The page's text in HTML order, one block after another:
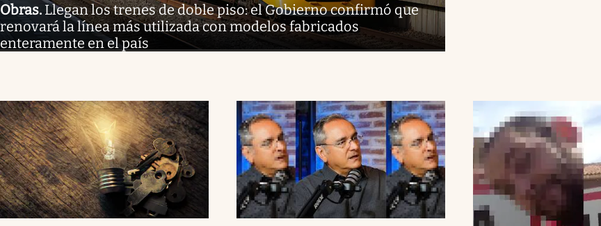
Obras. Llegan los trenes de doble piso: el Gobierno confirmó que
renovará la línea más utilizada con modelos fabricados
enteramente en el país